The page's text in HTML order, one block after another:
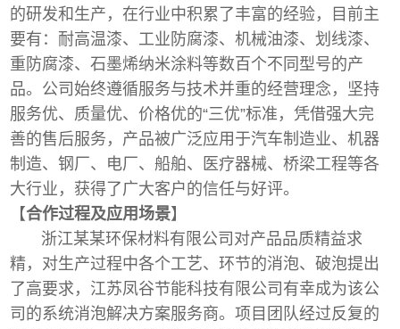
的研发和生产，在行业中积累了丰富的经验，目前主
要有：耐高温漆、工业防腐漆、机械油漆、划线漆、
重防腐漆、石墨烯纳米涂料等数百个不同型号的产
品。公司始终遵循服务与技术并重的经营理念，坚持
服务优、质量优、价格优的“三优”标准，凭借强大完
善的售后服务，产品被广泛应用于汽车制造业、机器
制造、钢厂、电厂、船舶、医疗器械、桥梁工程等各
大行业，获得了广大客户的信任与好评。
【合作过程及应用场景】
浙江某某环保材料有限公司对产品品质精益求
精，对生产过程中各个工艺、环节的消泡、破泡提出
了高要求，江苏凤谷节能科技有限公司有幸成为该公
司的系统消泡解决方案服务商。项目团队经过反复的